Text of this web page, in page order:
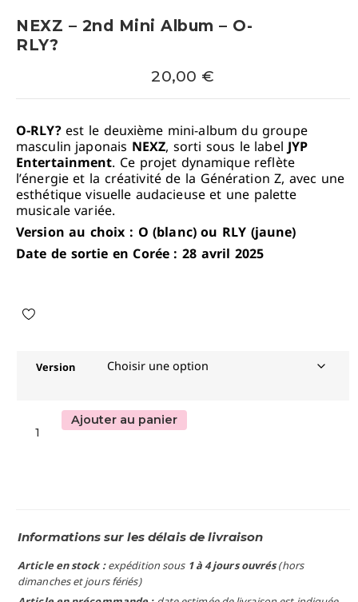
NEXZ – 2nd Mini Album – O-
RLY?
20,00 €
O-RLY?est le deuxième mini-album du groupe
masculin japonais NEXZ, sorti sous le label JYP
Entertainment. Ce projet dynamique reflète
l’énergie et la créativité de la Génération Z, avec une
esthétique visuelle audacieuse et une palette
musicale variée.
Version au choix : O (blanc) ou RLY (jaune)
Date de sortie en Corée : 28 avril 2025
Version
Ajouter au panier
Informations sur les délais de livraison
Article en stock :expédition sous 1 à 4 jours ouvrés(hors
dimanches et jours fériés)